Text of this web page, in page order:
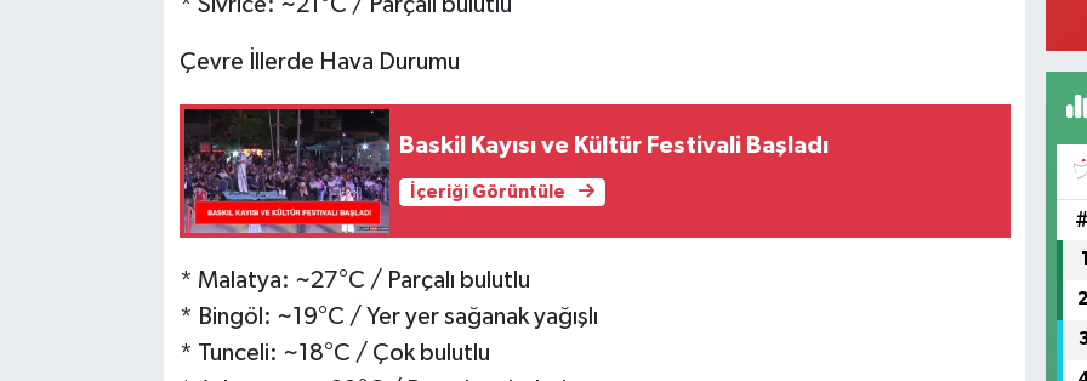
* Sivrice: ~21°C / Parçalı bulutlu
Çevre İllerde Hava Durumu
Baskil Kayısı ve Kültür Festivali Başladı
İçeriği Görüntüle
* Malatya: ~27°C / Parçalı bulutlu
* Bingöl: ~19°C / Yer yer sağanak yağışlı
* Tunceli: ~18°C / Çok bulutlu
#
1
2